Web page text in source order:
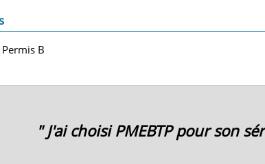
B
" J'ai choisi PMEBTP pour son